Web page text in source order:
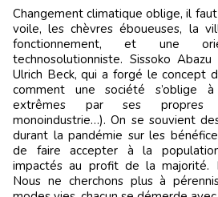
Changement climatique oblige, il faut
voile, les chèvres éboueuses, la
fonctionnement, et une
technosolutionniste. Sissoko
Ulrich Beck, qui a forgé le concept
comment une société s’oblige
extrêmes par ses propres
monoindustrie…). On se souvient
durant la pandémie sur les
de faire accepter à la
impactés au profit de la majorité.
Nous ne cherchons plus à